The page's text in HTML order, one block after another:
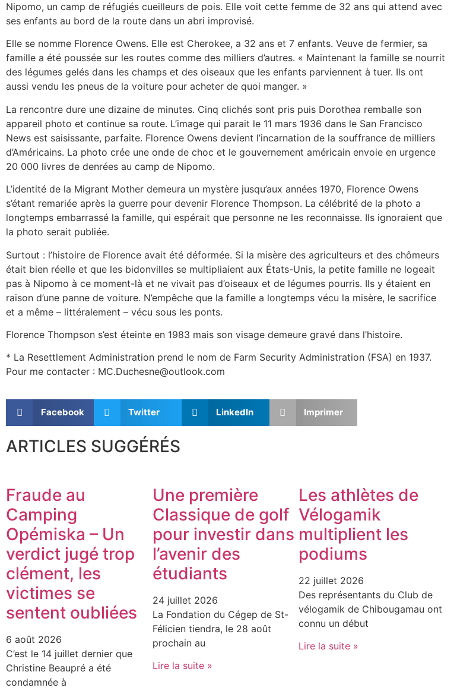
Nipomo, un camp de réfugiés cueilleurs de pois. Elle voit cette femme de 32 ans qui attend avec
ses enfants au bord de la route dans un abri improvisé.
Elle se nomme Florence Owens. Elle est Cherokee, a 32 ans et 7 enfants. Veuve de fermier, sa
famille a été poussée sur les routes comme des milliers d’autres. « Maintenant la famille se nourrit
des légumes gelés dans les champs et des oiseaux que les enfants parviennent à tuer. Ils ont
aussi vendu les pneus de la voiture pour acheter de quoi manger. »
La rencontre dure une dizaine de minutes. Cinq clichés sont pris puis Dorothea remballe son
appareil photo et continue sa route. L’image qui parait le 11 mars 1936 dans le San Francisco
News est saisissante, parfaite. Florence Owens devient l’incarnation de la souffrance de milliers
d’Américains. La photo crée une onde de choc et le gouvernement américain envoie en urgence
20 000 livres de denrées au camp de Nipomo.
L’identité de la Migrant Mother demeura un mystère jusqu’aux années 1970, Florence Owens
s’étant remariée après la guerre pour devenir Florence Thompson. La célébrité de la photo a
longtemps embarrassé la famille, qui espérait que personne ne les reconnaisse. Ils ignoraient que
la photo serait publiée.
Surtout : l’histoire de Florence avait été déformée. Si la misère des agriculteurs et des chômeurs
était bien réelle et que les bidonvilles se multipliaient aux États-Unis, la petite famille ne logeait
pas à Nipomo à ce moment-là et ne vivait pas d’oiseaux et de légumes pourris. Ils y étaient en
raison d’une panne de voiture. N’empêche que la famille a longtemps vécu la misère, le sacrifice
et a même – littéralement – vécu sous les ponts.
Florence Thompson s’est éteinte en 1983 mais son visage demeure gravé dans l’histoire.
* La Resettlement Administration prend le nom de Farm Security Administration (FSA) en 1937.
Pour me contacter : MC.Duchesne@outlook.com
Facebook Twitter LinkedIn Imprimer
ARTICLES SUGGÉRÉS
Fraude au
Camping
Opémiska – Un
verdict jugé trop
clément, les
victimes se
sentent oubliées
6 août 2026
C’est le 14 juillet dernier que
Christine Beaupré a été
condamnée à
Une première
Classique de golf
pour investir dans
l’avenir des
étudiants
24 juillet 2026
La Fondation du Cégep de St-
Félicien tiendra, le 28 août
prochain au
Lire la suite »
Les athlètes de
Vélogamik
multiplient les
podiums
22 juillet 2026
Des représentants du Club de
vélogamik de Chibougamau ont
connu un début
Lire la suite »